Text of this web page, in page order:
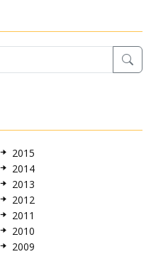
2015
2014
2013
2012
2011
2010
2009